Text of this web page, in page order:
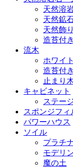
天然溶
天然鉱
天然飾
造苔付
流木
ホワイ
造苔付
止まり
キャビネット
ステー
スポンジフィ
パワーハウス
ソイル
プラチ
モデリ
魔の土